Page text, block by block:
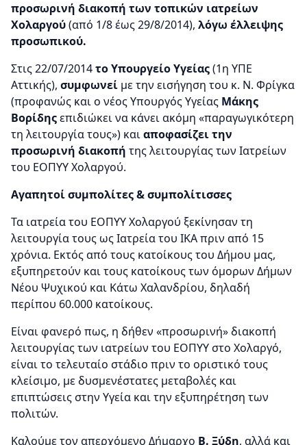
προσωρινή διακοπή των τοπικών ιατρείων
Χολαργού(από 1/8 έως 29/8/2014), λόγω έλλειψης
προσωπικού.
Στις 22/07/2014το Υπουργείο Υγείας(1η ΥΠΕ
Αττικής), συμφωνεί με την εισήγηση του κ. Ν. Φρίγκα
(προφανώς και ο νέος Υπουργός Υγείας Μάκης
Βορίδηςεπιδιώκει να κάνει ακόμη «παραγωγικότερη
τη λειτουργία τους») καιαποφασίζει την
προσωρινή διακοπή της λειτουργίας των Ιατρείων
του ΕΟΠΥΥ Χολαργού.
Αγαπητοί συμπολίτες & συμπολίτισσες
Τα ιατρεία του ΕΟΠΥΥ Χολαργού ξεκίνησαν τη
λειτουργία τους ως Ιατρεία του ΙΚΑ πριν από 15
χρόνια. Εκτός από τους κατοίκους του Δήμου μας,
εξυπηρετούν και τους κατοίκους των όμορων Δήμων
Νέου Ψυχικού και Κάτω Χαλανδρίου, δηλαδή
περίπου 60.000 κατοίκους.
Είναι φανερό πως, η δήθεν «προσωρινή» διακοπή
λειτουργίας των ιατρείων του ΕΟΠΥΥ στο Χολαργό,
είναι το τελευταίο στάδιο πριν το οριστικό τους
κλείσιμο, με δυσμενέστατες μεταβολές και
επιπτώσεις στην Υγεία και την εξυπηρέτηση των
πολιτών.
Καλούμε τον απερχόμενο Δήμαρχο Β. Ξύδη, αλλά και